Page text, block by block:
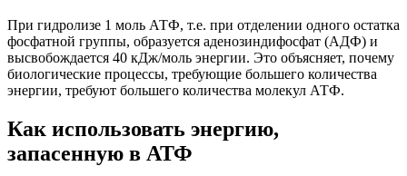
При гидролизе 1 моль АТФ, т.е. при отделении одного остатка
фосфатной группы, образуется аденозиндифосфат (АДФ) и
высвобождается 40 кДж/моль энергии. Это объясняет, почему
биологические процессы, требующие большего количества
энергии, требуют большего количества молекул АТФ.
Как использовать энергию,
запасенную в АТФ